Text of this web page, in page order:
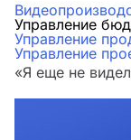
Управление
Управление
Управление
«Я еще не